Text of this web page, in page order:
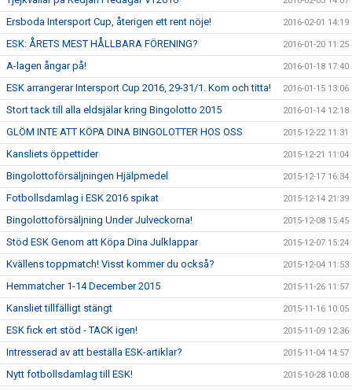
Ersboda Intersport Cup, återigen ett rent nöje! 2016-02-01 14:19
ESK: ÅRETS MEST HÅLLBARA FÖRENING? 2016-01-20 11:25
A-lagen ångar på! 2016-01-18 17:40
ESK arrangerar Intersport Cup 2016, 29-31/1. Kom och titta! 2016-01-15 13:06
Stort tack till alla eldsjälar kring Bingolotto 2015 2016-01-14 12:18
GLÖM INTE ATT KÖPA DINA BINGOLOTTER HOS OSS 2015-12-22 11:31
Kansliets öppettider 2015-12-21 11:04
Bingolottoförsäljningen Hjälpmedel 2015-12-17 16:34
Fotbollsdamlag i ESK 2016 spikat 2015-12-14 21:39
Bingolottoförsäljning Under Julveckorna! 2015-12-08 15:45
Stöd ESK Genom att Köpa Dina Julklappar 2015-12-07 15:24
Kvällens toppmatch! Visst kommer du också? 2015-12-04 11:53
Hemmatcher 1-14 December 2015 2015-11-26 11:57
Kansliet tillfälligt stängt 2015-11-16 10:05
ESK fick ert stöd - TACK igen! 2015-11-09 12:36
Intresserad av att beställa ESK-artiklar? 2015-11-04 14:57
Nytt fotbollsdamlag till ESK! 2015-10-28 10:08